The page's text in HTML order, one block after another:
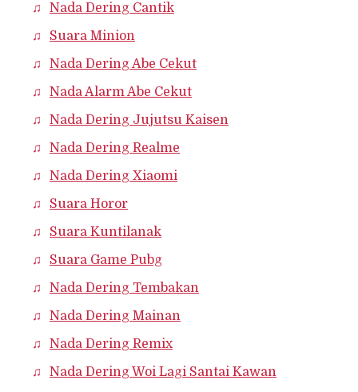
Nada Dering Cantik
Suara Minion
Nada Dering Abe Cekut
Nada Alarm Abe Cekut
Nada Dering Jujutsu Kaisen
Nada Dering Realme
Nada Dering Xiaomi
Suara Horor
Suara Kuntilanak
Suara Game Pubg
Nada Dering Tembakan
Nada Dering Mainan
Nada Dering Remix
Nada Dering Woi Lagi Santai Kawan